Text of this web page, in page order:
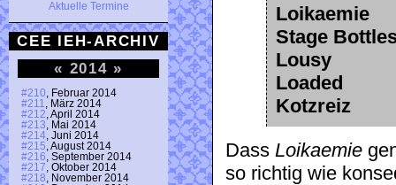
Aktuelle Termine
CEE IEH-ARCHIV
« 2014 »
#210 , Februar 2014
#211
, März 2014
#212 , April 2014
#213 , Mai 2014
#214 , Juni 2014
#215 , August 2014
#216 , September 2014
#217 , Oktober 2014
#218 , November 2014
Loikaemie
Stage
Lousy
Loaded
Kotzreiz
Dass Loikaemie
so richtig wie